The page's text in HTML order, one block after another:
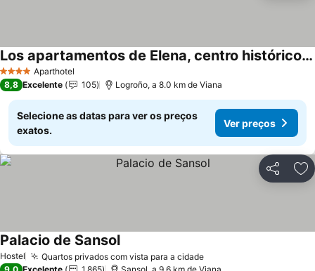
4 EstrelasAparthotel
Los apartamentos de Elena, centro histórico y ascensor
Ver preços
8,8 Excelente 105 Logroño, a 8.0 km de Viana
Selecione as datas para ver os preços
exatos.
Ver preços
Partilhar
Hostel Quartos privados com vista para a cidadeVer preços
Palacio de SansolVer preços